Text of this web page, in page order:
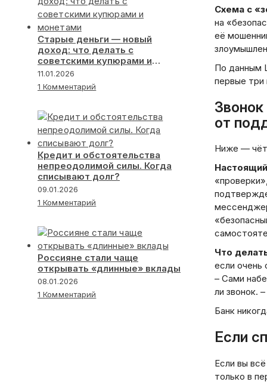
Схема с
на
её
По данным
первые три
от
Ниже —
Что
если
– Сами
ли звонок.
Банк
Если
Если вы
только в
Старые деньги — новый
доход: что делать с
советскими купюрами и
монетами
11.01.2026
1 Комментарий
Кредит и обстоятельства
непреодолимой силы. Когда
списывают долг?
09.01.2026
1 Комментарий
Россияне стали чаще
открывать «длинные» вклады
08.01.2026
1 Комментарий